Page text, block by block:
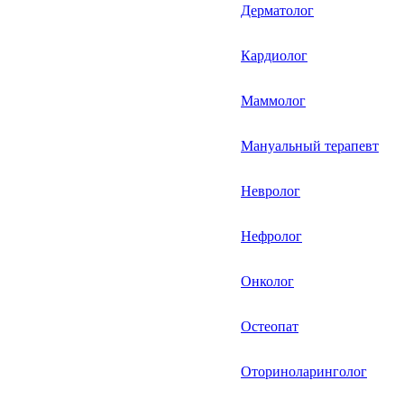
Дерматолог
Кардиолог
Маммолог
Мануальный терапевт
Невролог
Нефролог
Онколог
Остеопат
Оториноларинголог